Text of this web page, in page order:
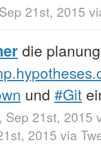
21st, 2015
die
und #Git
Sep 21st, 2015
2015 via